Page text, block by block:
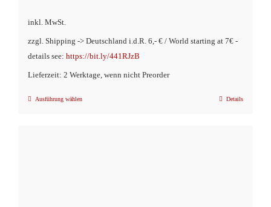
inkl. MwSt.
zzgl. Shipping -> Deutschland i.d.R. 6,- € / World starting at 7€ -
details see: https://bit.ly/441RJzB
Lieferzeit: 2 Werktage, wenn nicht Preorder
Ausführung wählenDieses
Details